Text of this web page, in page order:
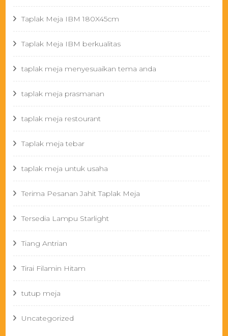
Taplak Meja IBM 180X45cm
Taplak Meja IBM berkualitas
taplak meja menyesuaikan tema anda
taplak meja prasmanan
taplak meja restourant
Taplak meja tebar
taplak meja untuk usaha
Terima Pesanan Jahit Taplak Meja
Tersedia Lampu Starlight
Tiang Antrian
Tirai Filamin Hitam
tutup meja
Uncategorized